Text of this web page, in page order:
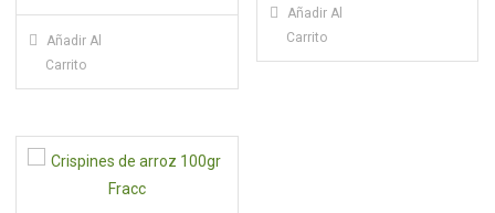
Añadir Al
Carrito
Añadir Al
Carrito